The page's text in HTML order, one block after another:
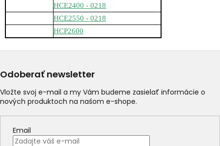
HCE2400 - 0218
HCE2550 - 0218
HCP2600
Odoberať newsletter
Vložte svoj e-mail a my Vám budeme zasielať informácie o
nových produktoch na našom e-shope.
Email